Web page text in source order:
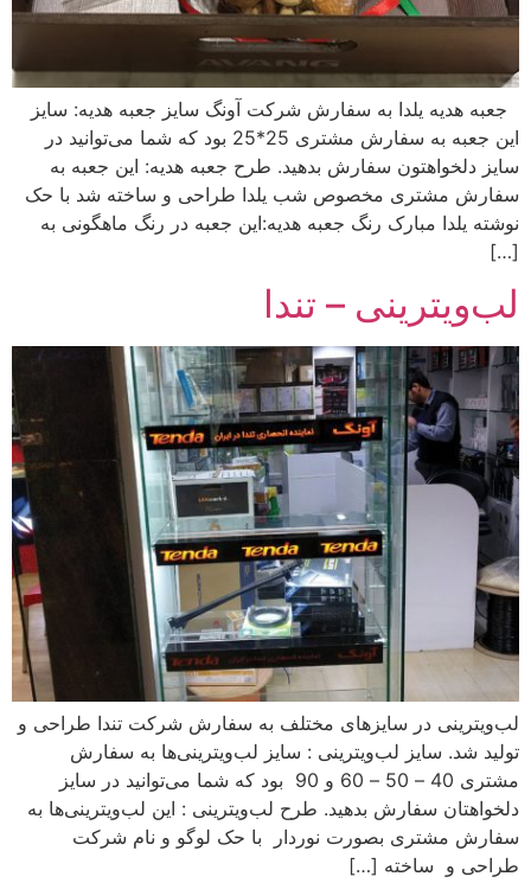
جعبه هدیه یلدا به سفارش شرکت آونگ سایز جعبه هدیه: سایز
این جعبه به سفارش مشتری 25*25 بود که شما می‌توانید در
سایز دلخواهتون سفارش بدهید. طرح‌ جعبه هدیه: این جعبه به
سفارش مشتری مخصوص شب یلدا طراحی و ساخته شد با حک
نوشته یلدا مبارک رنگ‌ جعبه هدیه:این جعبه در رنگ ماهگونی به
[…]
لب‌ویترینی – تندا
لب‌ویترینی در سایزهای مختلف به سفارش شرکت تندا طراحی و
تولید شد. سایز لب‌ویترینی : سایز لب‌ویترینی‌ها به سفارش
مشتری 40 – 50 – 60 و 90 بود که شما می‌توانید در سایز
دلخواهتان سفارش بدهید. طرح‌ لب‌ویترینی : این لب‌ویترینی‌ها به
سفارش مشتری بصورت نوردار با حک لوگو و نام شرکت
طراحی و ساخته […]